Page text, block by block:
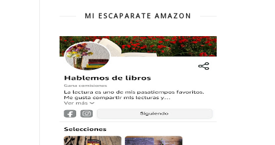
MI ESCAPARATE AMAZON